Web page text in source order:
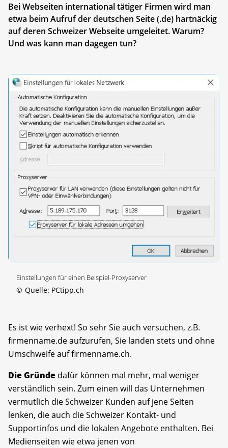
Bei Webseiten international tätiger Firmen wird man
etwa beim Aufruf der deutschen Seite (.de) hartnäckig
auf deren Schweizer Webseite umgeleitet. Warum?
Und was kann man dagegen tun?
Einstellungen für einen Beispiel-Proxyserver
© Quelle: PCtipp.ch
Es ist wie verhext! So sehr Sie auch versuchen, z.B.
firmenname.de aufzurufen, Sie landen stets und ohne
Umschweife auf firmenname.ch.
Die Gründe dafür können mal mehr, mal weniger
verständlich sein. Zum einen will das Unternehmen
vermutlich die Schweizer Kunden auf jene Seiten
lenken, die auch die Schweizer Kontakt- und
Supportinfos und die lokalen Angebote enthalten. Bei
Medienseiten wie etwa jenen von